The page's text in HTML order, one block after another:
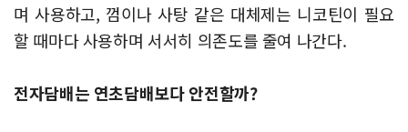
며 사용하고, 껌이나 사탕 같은 대체제는 니코틴이 필요
할 때마다 사용하며 서서히 의존도를 줄여 나간다.
전자담배는 연초담배보다 안전할까?